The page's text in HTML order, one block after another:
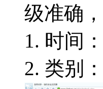
级准确
时间
类别